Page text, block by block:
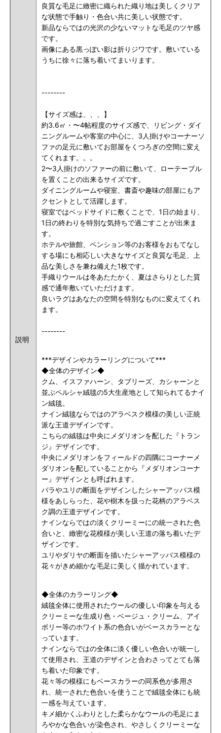
説明
良質な毛足に緻密に織られた織り地は美しくクリア
な状態で手触り・色合い共に美しい状態です。
新品ならではの光沢の少ないマットな毛足のツヤ感
です。
画像にある黒っぽい影は折りジワです。敷いている
うちに徐々に落ち着いてまいります。
--------
【サイズ感は、、、】
約3.6㎡・〜4帖程度のサイズ感で、リビング・ダイ
ニングルームや客室の中心に、3人掛けやコーナーソ
ファの足元に敷いてお部屋をくつろぎの空間に変え
てくれます。。。
2〜3人掛けのソファーの前に敷いて、ローテーブル
を置くことの出来るサイズです。
ダイニングルームや寝室、書斎や趣味の部屋にもア
クセントとして活躍します。
寝室ではベッドサイドに敷くことで、1日の始まり、
1日の終わりを特別な気持ちで過ごすことが出来ま
す。
ホテルや旅館、ペンション等のお客様をおもてなし
する場にも相応しい大きなサイズと良質な毛足、上
品な美しさを兼ね備えた1枚です。
手織りウールは冬あたたかく、夏はさらりとした質
感で通年敷いていただけます。
良いラグはあなたの空間を特別なものに変えてくれ
ます。
--------
***デザインやカラーリングについて***
◆全体のデザイン◆
クム、イスファハーン、タブリーズ、カシャーンと
並ぶペルシャ絨毯の5大生産地として知られてるナイ
ン絨毯。
ナイン絨毯ならではのアラベスク模様の美しい正統
派な王道デザインです。
こちらの絨毯は中央にメダリオンを配した『トラン
ジ』デザインです。
中央にメダリオンをフィールドの四隅にコーナーメ
ダリオンを配していることから『メダリオンコーナ
ー』デザインとも呼ばれます。
バラやユリの断面をデザインしたシャーアッバス模
様をあしらった、花や樹木を扱った花柄のアラベス
ク調の王道デザインです。
ナインならではの淡くクリーミーにの統一された色
合いと、緻密な花模様が美しい王道の落ち着いたデ
ザインです。
ユリやダリヤの断面を描いたシャーアッバス模様の
花々がきめ細かな毛足に美しく描かれています。
◆全体のカラーリング◆
絨毯全体に使用されたウールの優しい印象を与える
クリーミーな生成り色・ベージュ・クリーム、アイ
ボリー等のホワイト系の色合いがベースカラーとな
っています。
ナインならではの全体に淡く優しい色合いが統一し
て使用され、王道のデザインと合わさってとても落
ち着いた印象です。
花々等の模様にもベースカラーの同系色が多用さ
れ、統一された色合いを使うことで絨毯全体にも統
一感を与えています。
キメ細かくふわりとした柔らかなウールの毛足にま
ろやかな色合いが染色され、やさしくクリーミーな